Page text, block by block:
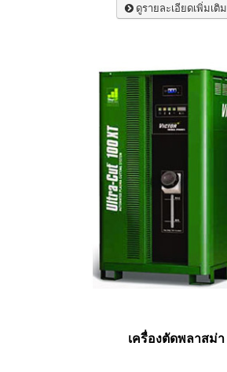
ดูรายละเอียดเพิ่มเติม
เครื่องตัดพลาสม่า